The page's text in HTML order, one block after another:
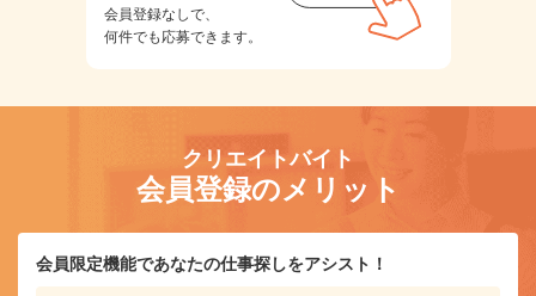
会員登録なしで、
何件でも応募できます。
クリエイトバイト
会員登録のメリット
会員限定機能であなたの仕事探しをアシスト！